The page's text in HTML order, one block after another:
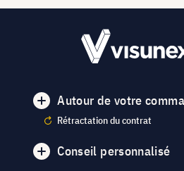
Autour de votre
Rétractation du contrat
Conseil personnalisé